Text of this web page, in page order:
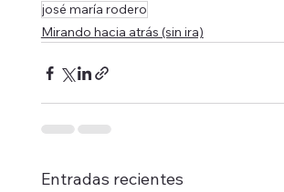
josé maría rodero
Mirando hacia atrás (sin ira)
Entradas recientes